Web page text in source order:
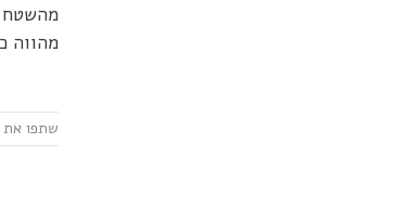
מהווה כ-88% מתושבי הגדה